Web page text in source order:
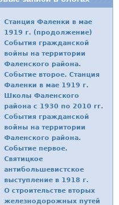
Станция Фаленки в мае
1919 г. (продолжение)
События гражданской
войны на территории
Фаленского района.
Событие второе. Станция
Фаленки в мае 1919 г.
Школы Фаленского
района с 1930 по 2010 гг.
События гражданской
войны на территории
Фаленского района.
Событие первое.
Святицкое
антибольшевистское
выступление в 1918 г.
О строительстве вторых
железнодорожных путей